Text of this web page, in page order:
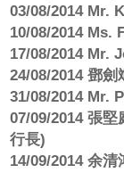
03/08/2014 Mr.
10/08/2014 Ms.
17/08/2014 Mr.
24/08/2014 鄧
31/08/2014 Mr.
07/09/2014 張
行長)
14/09/2014 余